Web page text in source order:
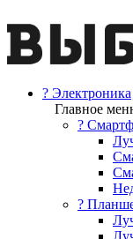
? Электроника
Главное
?
?